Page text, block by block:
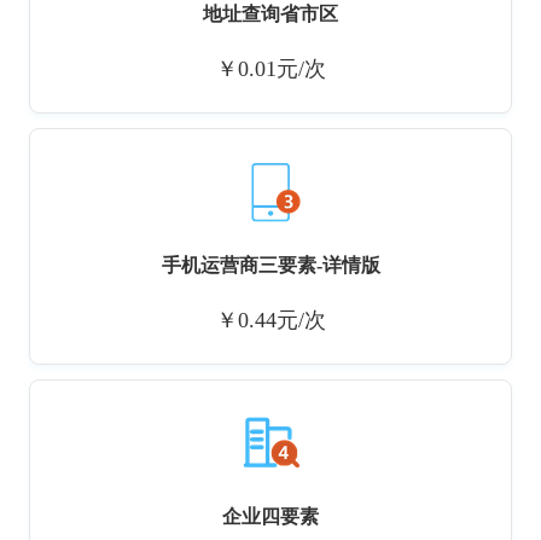
地址查询省市区
￥0.01元/次
手机运营商三要素-详情版
￥0.44元/次
企业四要素